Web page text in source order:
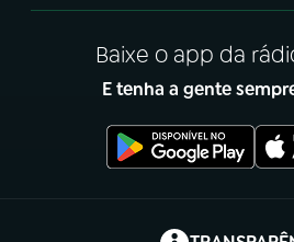
Baixe o app da
E tenha a gente